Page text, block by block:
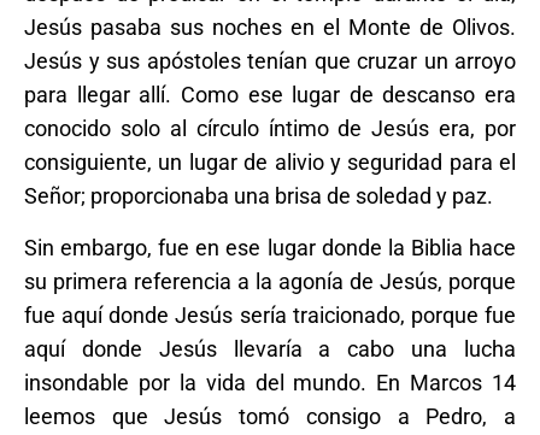
Jesús pasaba sus noches en el Monte de Olivos.
Jesús y sus apóstoles tenían que cruzar un arroyo
para llegar allí. Como ese lugar de descanso era
conocido solo al círculo íntimo de Jesús era, por
consiguiente, un lugar de alivio y seguridad para el
Señor; proporcionaba una brisa de soledad y paz.
Sin embargo, fue en ese lugar donde la Biblia hace
su primera referencia a la agonía de Jesús, porque
fue aquí donde Jesús sería traicionado, porque fue
aquí donde Jesús llevaría a cabo una lucha
insondable por la vida del mundo. En Marcos 14
leemos que Jesús tomó consigo a Pedro, a